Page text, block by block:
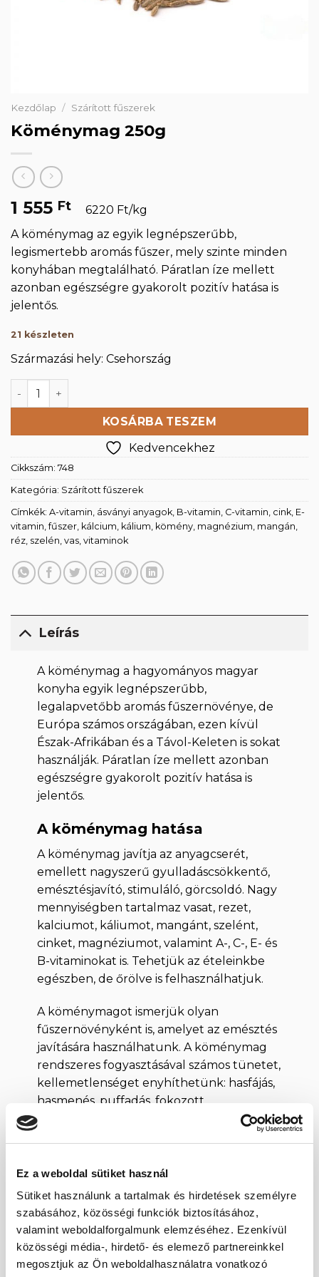
Ez a weboldal sütiket használ
Sütiket használunk a tartalmak és hirdetések személyre
szabásához, közösségi funkciók biztosításához,
valamint weboldalforgalmunk elemzéséhez. Ezenkívül
közösségi média-, hirdető- és elemező partnereinkkel
megosztjuk az Ön weboldalhasználatra vonatkozó
Kezdőlap / Szárított fűszerek
Köménymag 250g
1 555 Ft
6220 Ft/kg
A köménymag az egyik legnépszerűbb,
legismertebb aromás fűszer, mely szinte minden
konyhában megtalálható. Páratlan íze mellett
azonban egészségre gyakorolt pozitív hatása is
jelentős.
21 készleten
Származási hely: Csehország
Köménymag 250g mennyiség
KOSÁRBA TESZEM
Kedvencekhez
Cikkszám: 748
Kategória: Szárított fűszerek
Címkék: A-vitamin ásványi anyagok B-vitamin C-vitamin cink E-
vitamin ,fűszer kálcium kálium kömény magnézium mangán
réz szelén vas vitaminok
Leírás
A köménymag a hagyományos magyar
konyha egyik legnépszerűbb,
legalapvetőbb aromás fűszernövénye, de
Európa számos országában, ezen kívül
Észak-Afrikában és a Távol-Keleten is sokat
használják. Páratlan íze mellett azonban
egészségre gyakorolt pozitív hatása is
jelentős.
A köménymag hatása
A köménymag javítja az anyagcserét,
emellett nagyszerű gyulladáscsökkentő,
emésztésjavító, stimuláló, görcsoldó. Nagy
mennyiségben tartalmaz vasat, rezet,
kalciumot, káliumot, mangánt, szelént,
cinket, magnéziumot, valamint A-, C-, E- és
B-vitaminokat is. Tehetjük az ételeinkbe
egészben, de őrölve is felhasználhatjuk.
A köménymagot ismerjük olyan
fűszernövényként is, amelyet az emésztés
javítására használhatunk. A köménymag
rendszeres fogyasztásával számos tünetet,
kellemetlenséget enyhíthetünk: hasfájás,
hasmenés, puffadás, fokozott
gázképződésen, hányingerés, sőt a
várandós kismamák reggeli rosszullétének
nélkülözhetetlenek az emésztéshez,
emellett pedig a túlzott savképződés
ellen is küzd. Teaként is fogyaszthatjuk